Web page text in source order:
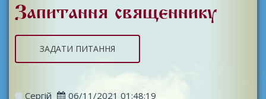
Запитання священнику
ЗАДАТИ ПИТАННЯ
Сергій 06/11/2021 01:48:19